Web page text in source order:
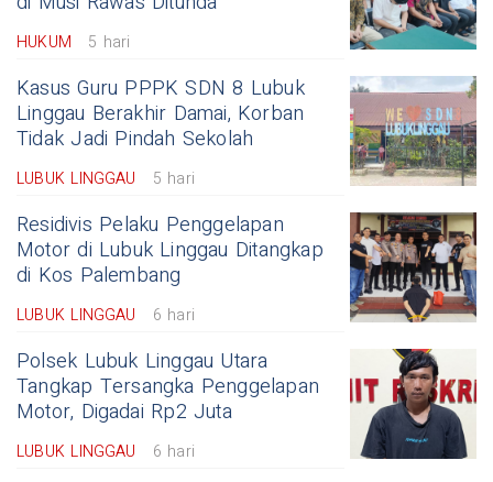
HUKUM 5 hari
Kasus Guru PPPK SDN 8 Lubuk
Linggau Berakhir Damai, Korban
Tidak Jadi Pindah Sekolah
LUBUK LINGGAU 5 hari
Residivis Pelaku Penggelapan
Motor di Lubuk Linggau Ditangkap
di Kos Palembang
LUBUK LINGGAU 6 hari
Polsek Lubuk Linggau Utara
Tangkap Tersangka Penggelapan
Motor, Digadai Rp2 Juta
LUBUK LINGGAU 6 hari